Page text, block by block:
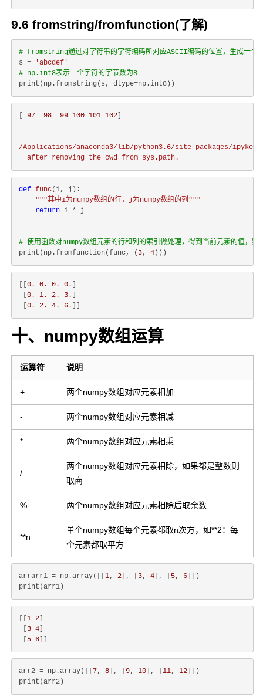
9.6 fromstring/fromfunction(了解)
# fromstring通过对字符串的字符编码所对应ASCII编码的位置，生成一个
s =
'abcdef'
# np.int8表示一个字符的字节数为8
97 98 99 100 101 102
/Applications/anaconda3/lib/python3.6/site-packages/
after removing the cwd from sys.path.
def func( i, j ):
"""其中i为numpy数组的行，j为numpy数组的列"""
return i * j
# 使用函数对numpy数组元素的行和列的索引做处理，得到当前元素的值，
print(np.fromfunction(func, ( 3, 4
0 . 0 . 0 . 0 .
0 . 1 . 2 . 3 .
0 . 2 . 4 . 6 .
十、numpy数组运算
运算符 说明
+ 两个numpy数组对应元素相加
- 两个numpy数组对应元素相减
* 两个numpy数组对应元素相乘
/
两个numpy数组对应元素相除，如果都是整数则
取商
% 两个numpy数组对应元素相除后取余数
**n
单个numpy数组每个元素都取n次方，如**2：每
个元素都取平方
arrarr1 = np.array([[ 1, 2 ], [ 3, 4 ], [ 5, 6 ]])
1 2
3 4
5 6
arr2 = np.array([[ 7, 8 ], [ 9, 10 ], [ 11, 12 ]])